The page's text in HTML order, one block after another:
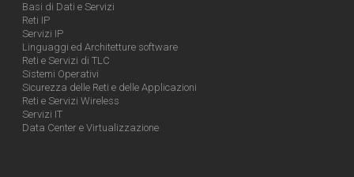
Basi di Dati e Servizi
Reti IP
Servizi IP
Linguaggi ed Architetture software
Reti e Servizi di TLC
Sistemi Operativi
Sicurezza delle Reti e delle Applicazioni
Reti e Servizi Wireless
Servizi IT
Data Center e Virtualizzazione